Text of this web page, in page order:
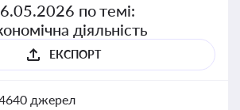
по темі:
діяльність
ЕКСПОРТ
джерел